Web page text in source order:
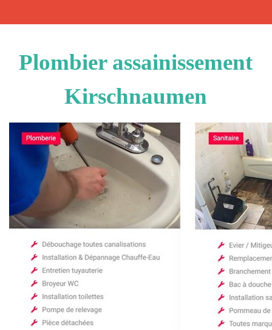
Plombier assainissement
Kirschnaumen